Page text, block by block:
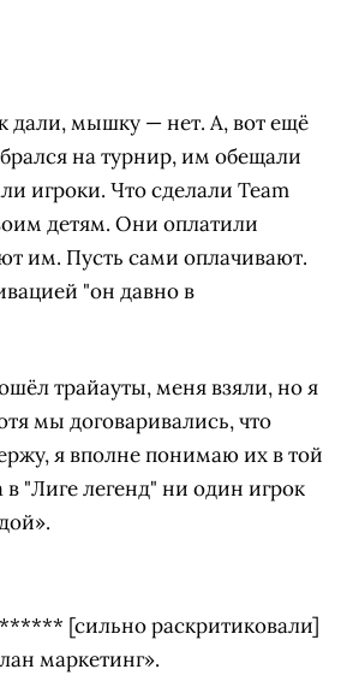
дали, мышку — нет. А, вот ещё
на турнир, им обещали
игроки. Что сделали Team
детям. Они оплатили
им. Пусть сами оплачивают.
"он давно в
трайауты, меня взяли, но я
мы договаривались, что
я вполне понимаю их в той
"Лиге легенд" ни один игрок
[сильно раскритиковали]
маркетинг».